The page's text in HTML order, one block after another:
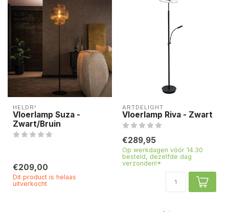
HELDR!
Vloerlamp Suza -
Zwart/Bruin
€209,00
Dit product is helaas
uitverkocht
ARTDELIGHT
Vloerlamp Riva - Zwart
€289,95
Op werkdagen vóór 14.30
besteld, dezelfde dag
verzonden!*